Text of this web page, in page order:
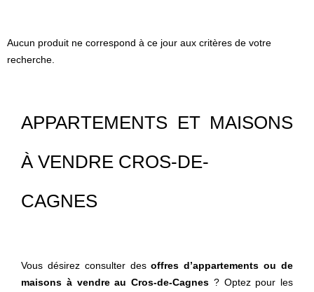
Aucun produit ne correspond à ce jour aux critères de votre
recherche.
APPARTEMENTS ET MAISONS
À VENDRE CROS-DE-
CAGNES
Vous désirez consulter desoffres d’appartements ou de
maisons à vendre au Cros-de-Cagnes ? Optez pour les